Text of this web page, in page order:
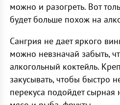
можно и разогреть. Вот
будет больше похож на
Сангрия не дает яркого
можно невзначай забыть,
алкогольный коктейль.
закусывать, чтобы быстро
перекуса подойдет сырная